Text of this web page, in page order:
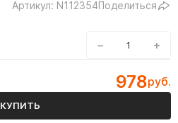
Артикул: N112354Поделиться
− +
978руб.
КУПИТЬ